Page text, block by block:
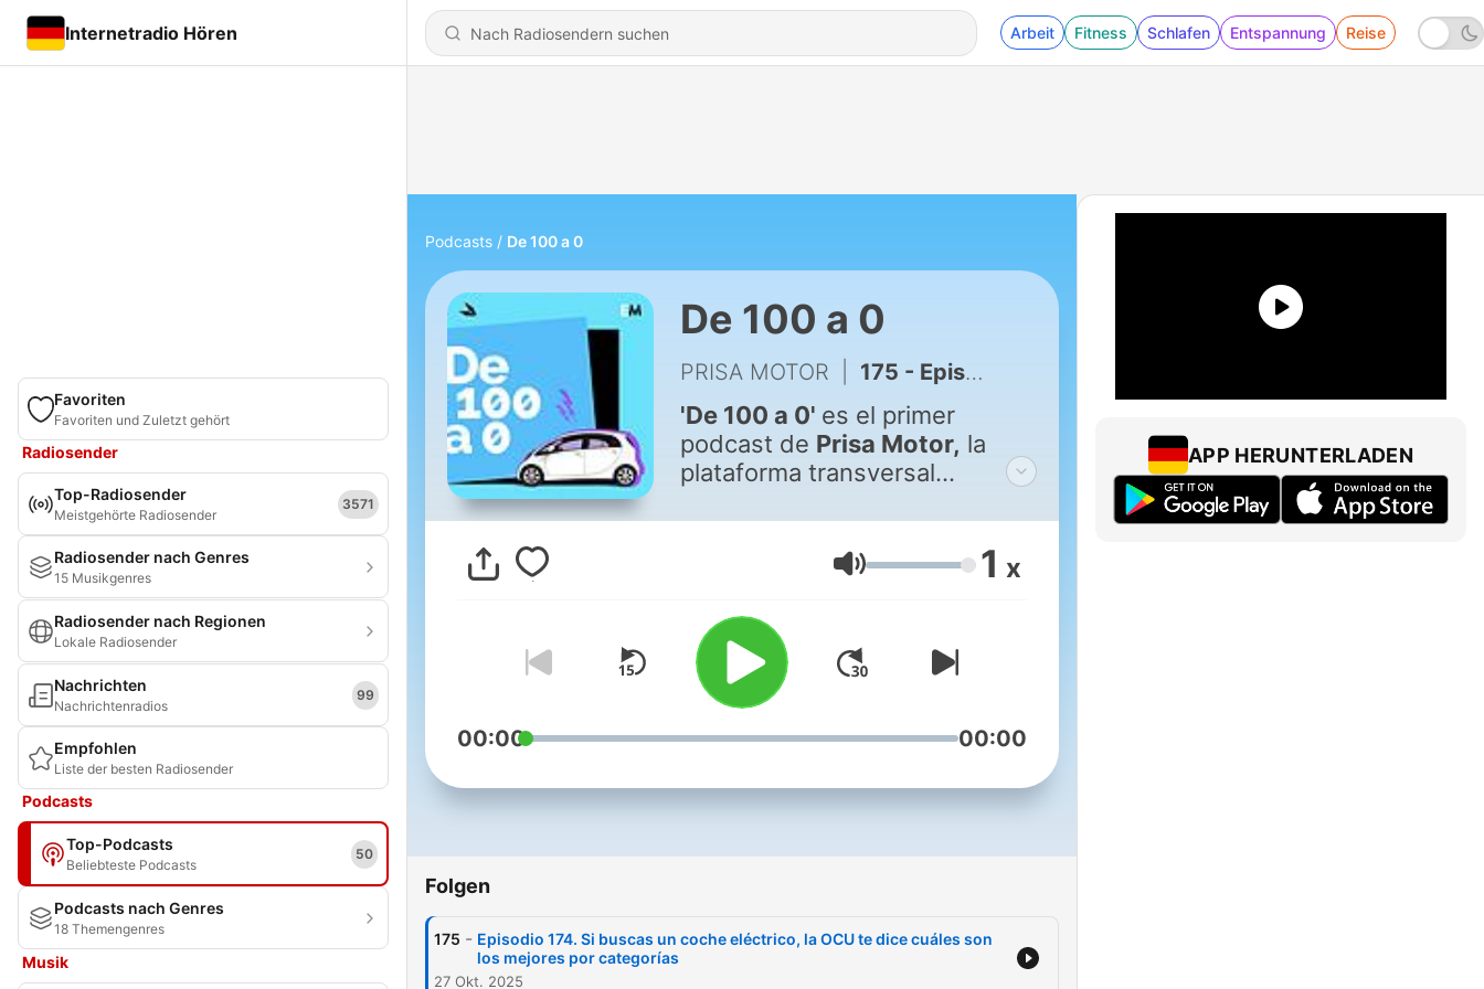
Internetradio Hören Arbeit Fitness Schlafen Entspannung Reise
Favoriten
Favoriten und Zuletzt gehört
Radiosender
Top-Radiosender
Meistgehörte Radiosender
3571
Radiosender nach Genres
15 Musikgenres
Radiosender nach Regionen
Lokale Radiosender
Nachrichten
Nachrichtenradios
99
Empfohlen
Liste der besten Radiosender
Podcasts
Top-Podcasts
Beliebteste Podcasts
50
Podcasts nach Genres
18 Themengenres
Musik
Podcasts De 100 a 0
De 100 a 0
PRISA MOTOR 175 - Episodio 174. Si buscas un coche eléctrico, la OCU te dice cuáles son los mejores por categorías
'De 100 a 0' es el primer
podcast de Prisa Motor, la
plataforma transversal
País, As, Cinco Días, SER y
Huffpost, y su web
. Un espacio para
reflexión y el debate
torno a todo lo relacionado con
el mundo del motor, los coches
y las motos, la tecnología, la
eficiencia, la conducción y la
grandes expertospero
con untono distendido,
Lautstärke 1 x
00:00 00:00
Folgen
175 - Episodio 174. Si buscas un coche eléctrico, la OCU te dice cuáles son
los mejores por categorías
27 Okt. 2025
APP HERUNTERLADEN